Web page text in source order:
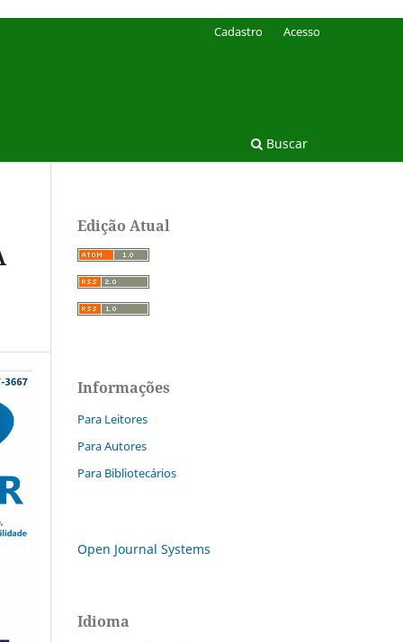
Buscar
Cadastro Acesso
Edição Atual
Informações
Para Leitores
Para Autores
Para Bibliotecários
Open Journal Systems
Idioma